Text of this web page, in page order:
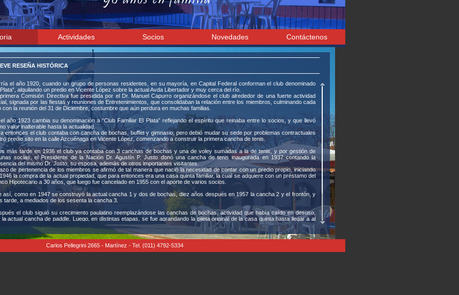
Actividades Socios Novedades Contáctenos
RESEÑA HISTÓRICA
el año 1920, cuando un grupo de personas residentes, en su mayoría, en Capital Federal conforman el club denominado
alquilando un predio en Vicente López sobre la actual Avda Libertador y muy cerca del río.
Comisión Directiva fue presidida por el Dr. Manuel Capurro organizándose el club alrededor de una fuerte actividad
signada por las fiestas y reuniones de Entretenimientos, que consolidaban la relación entre los miembros, culminando cada
con la reunión del 31 de Diciembre, costumbre que aún perdura en muchas familias.
año 1923 cambia su denominación a “Club Familiar El Plata” reflejando el espíritu que reinaba entre lo socios, y que llevó
valor inalterable hasta la actualidad.
entonces el club contaba con cancha de bochas, buffet y gimnasio, pero debió mudar su sede por problemas contractuales
predio sito en la calle Azcuénaga en Vicente López, comenzando a construir la primera cancha de tenis.
más tarde en 1936 el club ya contaba con 3 canchas de bochas y una de voley sumadas a la de tenis, y por gestión de
socias, el Presidente de la Nación Dr. Agustín P. Justo donó una cancha de tenis inaugurada en 1937 contando la
del mismo Dr. Justo, su esposa, además de otros importantes visitantes.
de pertenencia de los miembros se afirmó de tal manera que nació la necesidad de contar con un predio propio, iniciando
la compra de la actual propiedad, que para entonces era una casa quinta familiar, la cual se adquiere con un préstamo del
Hipotecario a 30 años, que luego fue cancelado en 1955 con el aporte de varios socios.
así, como en 1947 se construyó la actual cancha 1 y dos de bochas, diez años después en 1957 la cancha 2 y el frontón, y
tarde, a mediados de los sesenta la cancha 3.
el club siguió su crecimiento paulatino reemplazándose las canchas de bochas, actividad que había caído en desuso,
la actual cancha de paddle. Luego, en distintas etapas, se fue agrandando la pileta original de la casa quinta hasta llegar a al
y dimensiones actuales, incorporándose en 1978 la pileta para chicos.
fueron llegando el Salón de usos múltiples, que reemplazo al antiguo quincho de paja, la sala de juegos infantiles y el gimnasio
primer piso que completaron la oferta deportiva del club, dotándose también de vestuarios y demás dependencias sanitarias
confort de los socios.Carlos Pellegrini 2665 - Martínez - Tel. (011) 4792-5334